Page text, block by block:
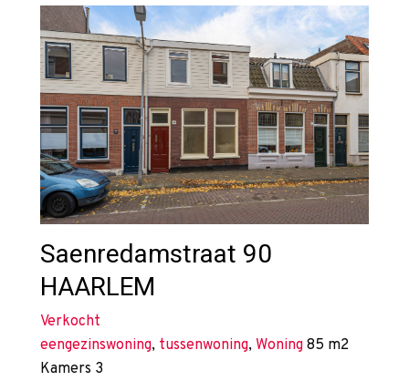
Saenredamstraat 90
HAARLEM
Verkocht
eengezinswoning, tussenwoning, Woning 85 m2
Kamers 3